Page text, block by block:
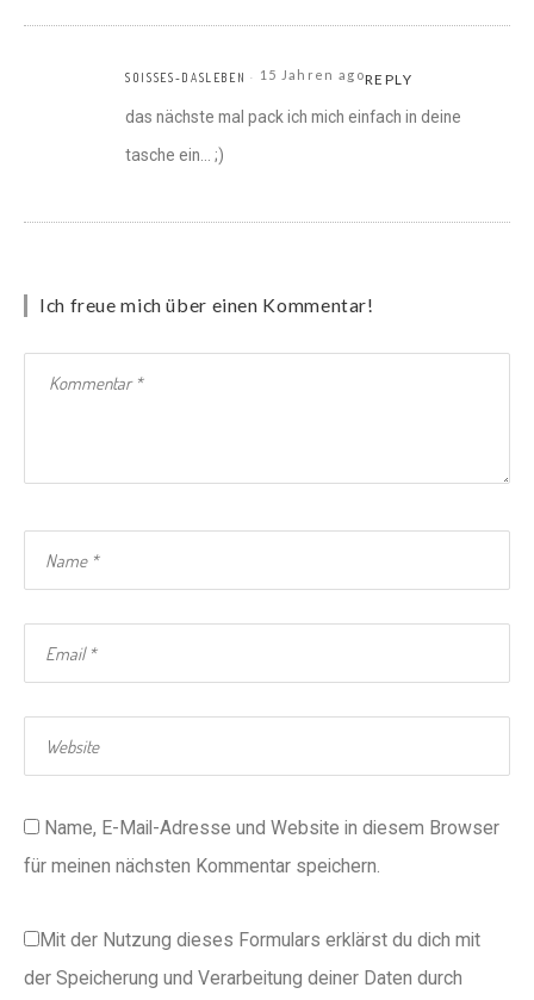
SOISSES-DASLEBEN 15 Jahren agoREPLY
das nächste mal pack ich mich einfach in deine
tasche ein… ;)
Ich freue mich über einen Kommentar!
Name, E-Mail-Adresse und Website in diesem Browser
für meinen nächsten Kommentar speichern.
Mit der Nutzung dieses Formulars erklärst du dich mit
der Speicherung und Verarbeitung deiner Daten durch